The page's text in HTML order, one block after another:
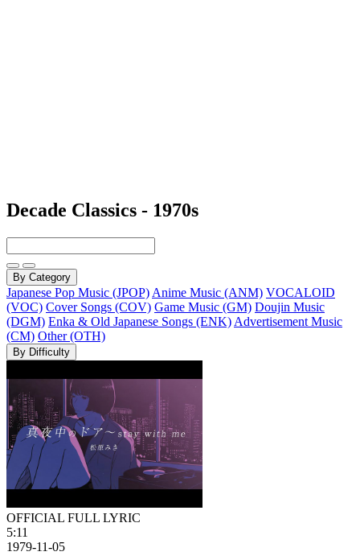
Decade Classics - 1970s
By Category
Japanese Pop Music (JPOP) Anime Music (ANM) VOCALOID
(VOC) Cover Songs (COV) Game Music (GM) Doujin Music
(DGM) Enka & Old Japanese Songs (ENK) Advertisement Music
(CM) Other (OTH)
By Difficulty
OFFICIAL FULL LYRIC
5:11
1979-11-05